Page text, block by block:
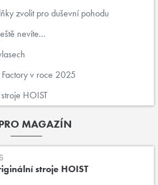
zvolit pro duševní pohodu
nevíte...
Factory v roce 2025
HOIST
MAGAZÍN
stroje HOIST